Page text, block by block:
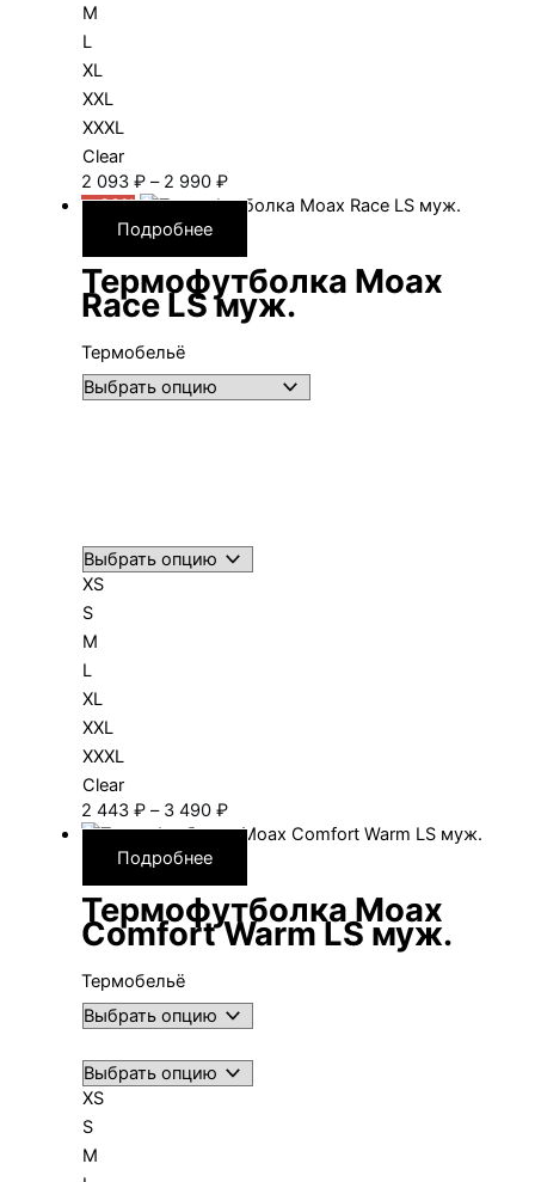
M
L
XL
XXL
XXXL
Clear
2 093 ₽ – 2 990 ₽Диапазон
цен:
–
2 990 ₽
—30%
Подробнее
Термофутболка Moax
Race LS муж.
Термобельё
XS
S
M
L
XL
XXL
XXXL
Clear
2 443 ₽ – 3 490 ₽Диапазон
цен:
–
3 490 ₽
Подробнее
Термофутболка Moax
Comfort Warm LS муж.
Термобельё
XS
S
M